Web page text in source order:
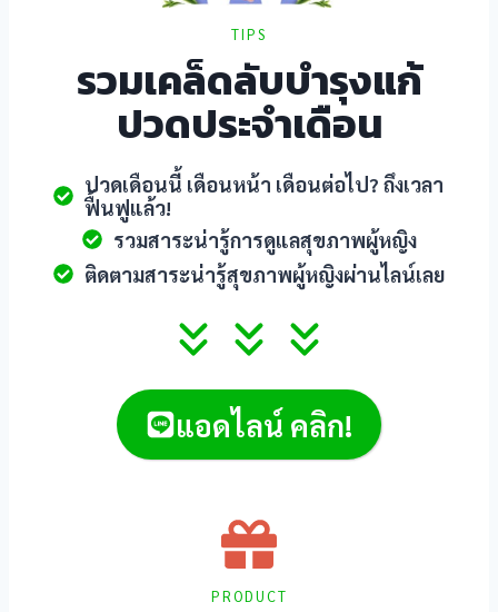
TIPS
รวมเคล็ดลับบำรุงแก้
ปวดประจำเดือน
ปวดเดือนนี้ เดือนหน้า เดือนต่อไป? ถึงเวลา
ฟื้นฟูแล้ว!
รวมสาระน่ารู้การดูแลสุขภาพผู้หญิง
ติดตามสาระน่ารู้สุขภาพผู้หญิงผ่านไลน์เลย
แอดไลน์ คลิก!
PRODUCT